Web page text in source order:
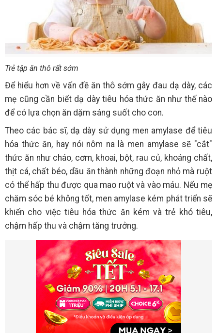
Trẻ tập ăn thô rất sớm
Để hiểu hơn về vấn đề ăn thô sớm gây đau dạ dày, các
mẹ cũng cần biết dạ dày tiêu hóa thức ăn như thế nào
để có lựa chọn ăn dặm sáng suốt cho con.
Theo các bác sĩ, dạ dày sử dụng men amylase để tiêu
hóa thức ăn, hay nói nôm na là men amylase sẽ "cắt"
thức ăn như cháo, cơm, khoai, bột, rau củ, khoáng chất,
thịt cá, chất béo, dầu ăn thành những đoạn nhỏ mà ruột
có thể hấp thu được qua mao ruột và vào máu. Nếu mẹ
chăm sóc bé không tốt, men amylase kém phát triển sẽ
khiến cho việc tiêu hóa thức ăn kém và trẻ khó tiêu,
chậm hấp thu và chậm tăng trưởng.